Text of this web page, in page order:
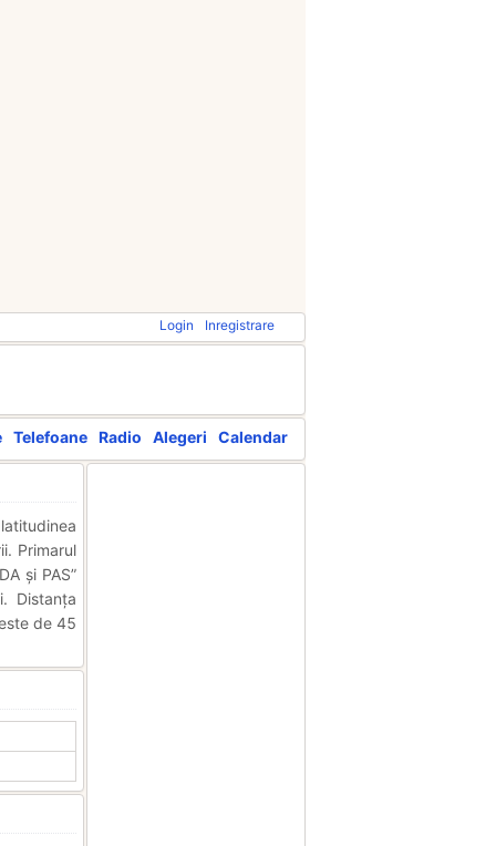
Login Inregistrare
Telefoane Radio Alegeri Calendar
Primarul
și PAS”
Distanța
de 45